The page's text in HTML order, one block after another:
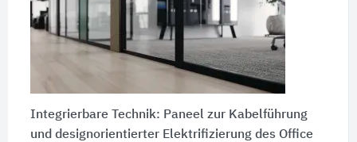
Integrierbare Technik: Paneel zur Kabelführung
und designorientierter Elektrifizierung des Office